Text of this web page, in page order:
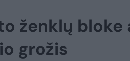
ženklų
grožis